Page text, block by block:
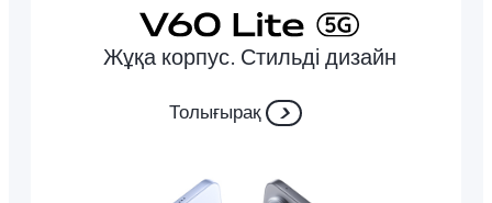
Жұқа корпус. Стильді дизайн
Толығырақ